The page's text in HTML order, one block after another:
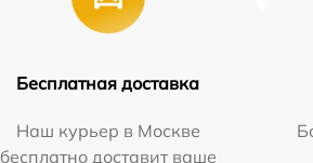
Бесплатная доставка
Наш курьер в Москве
бесплатно доставит ваше